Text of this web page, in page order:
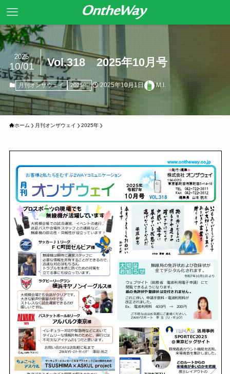
Vol.318 2025年10月号
2025
10/01
月刊オンザウェイ 2025年 2025年10月1日 M.I.
ホーム 月刊オンザウェイ 2025年